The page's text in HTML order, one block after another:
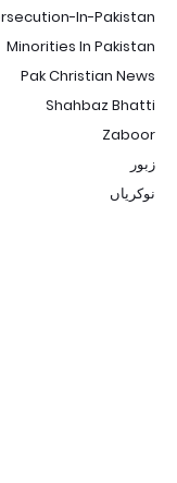
In-Pakistan
Minorities In Pakistan
Pak Christian News
Shahbaz Bhatti
Zaboor
زبور
نوکریاں